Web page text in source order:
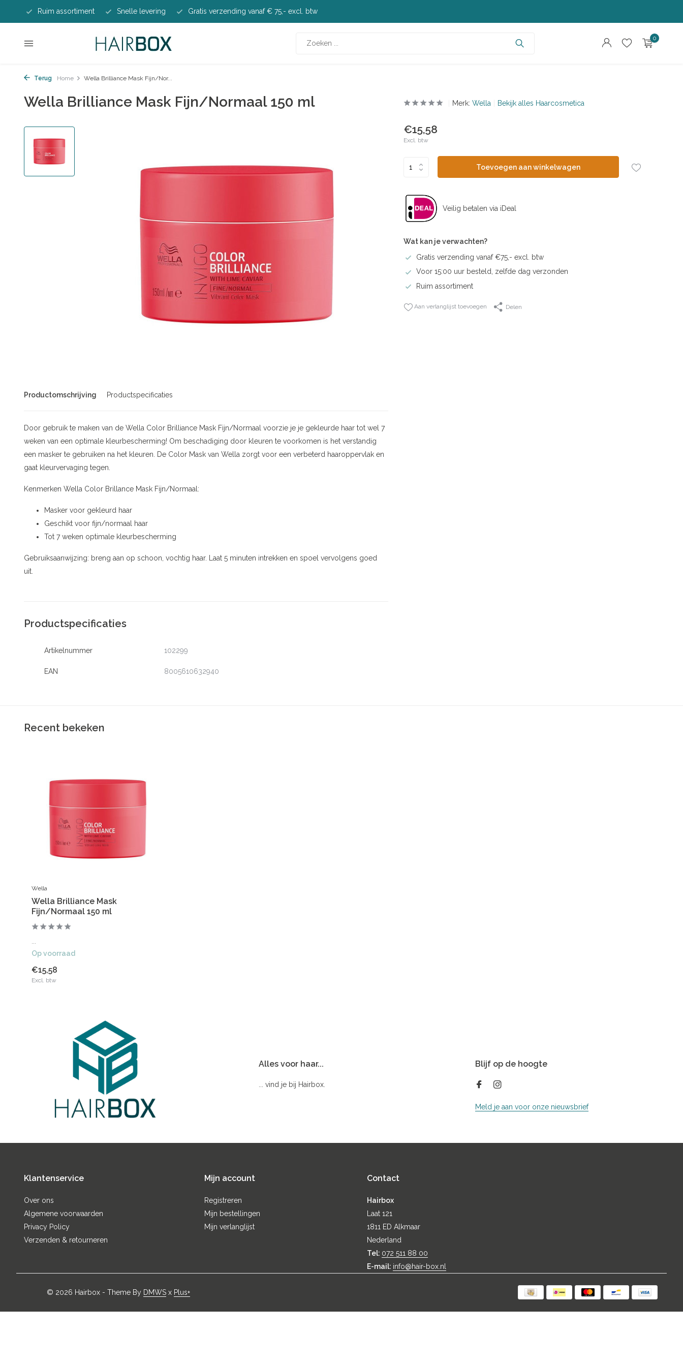
Ruim assortiment Snelle levering Gratis verzending vanaf € 75,- excl. btw
0
Terug Home Wella Brilliance Mask Fijn/Nor...
Wella Brilliance Mask Fijn/Normaal 150 ml
Productomschrijving Productspecificaties
Door gebruik te maken van de Wella Color Brilliance Mask Fijn/Normaal voorzie je je gekleurde haar tot wel 7
weken van een optimale kleurbescherming! Om beschadiging door kleuren te voorkomen is het verstandig
een masker te gebruiken na het kleuren. De Color Mask van Wella zorgt voor een verbeterd haaroppervlak en
gaat kleurvervaging tegen.
Kenmerken Wella Color Brillance Mask Fijn/Normaal:
Masker voor gekleurd haar
Geschikt voor fijn/normaal haar
Tot 7 weken optimale kleurbescherming
Gebruiksaanwijzing: breng aan op schoon, vochtig haar. Laat 5 minuten intrekken en spoel vervolgens goed
uit.
Productspecificaties
Artikelnummer 102299
EAN 8005610632940
Merk: Wella Bekijk alles Haarcosmetica
€15,58
Excl. btw
Toevoegen aan winkelwagen
Veilig betalen via iDeal
Wat kan je verwachten?
Gratis verzending vanaf €75,- excl. btw
Voor 15:00 uur besteld, zelfde dag verzonden
Ruim assortiment
Aan verlanglijst toevoegen Delen
Recent bekeken
Wella
Wella Brilliance Mask
Fijn/Normaal 150 ml
Op voorraad
€15,58
Excl. btw
Alles voor haar...
... vind je bij Hairbox.
Blijf op de hoogte
Meld je aan voor onze nieuwsbrief
Klantenservice
Over ons
Algemene voorwaarden
Privacy Policy
Verzenden & retourneren
Mijn account
Registreren
Mijn bestellingen
Mijn verlanglijst
Contact
Hairbox
Laat 121
1811 ED Alkmaar
Nederland
Tel: 072 511 88 00
E-mail: info@hair-box.nl
© 2026 Hairbox - Theme By DMWS x Plus+